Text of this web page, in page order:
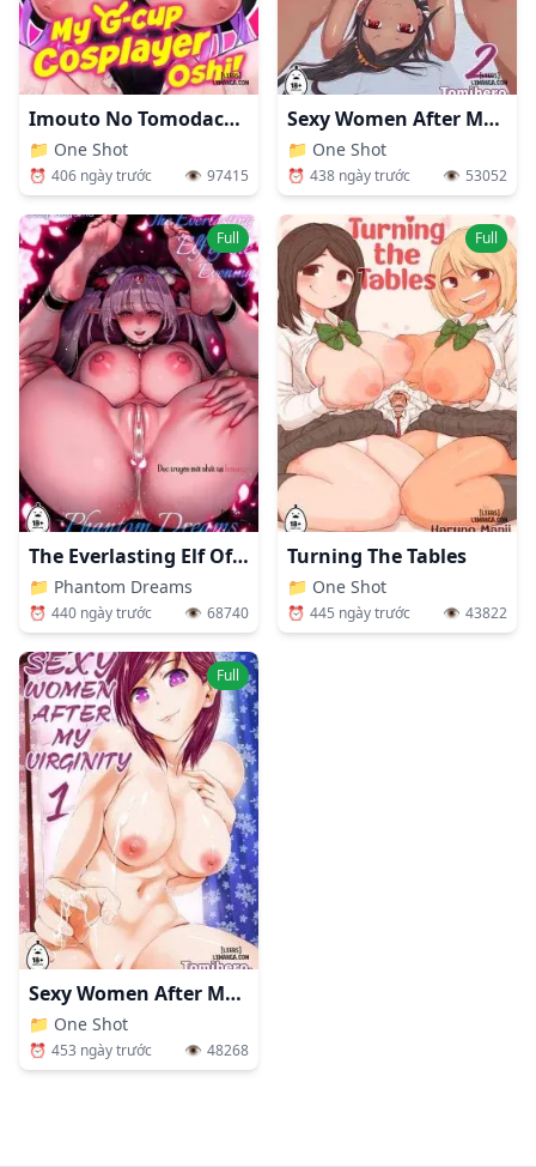
Imouto No Tomodachi Ga Akogare No G-Cup Gal Cosplayer Datta Hanashi
📁 One Shot
⏰ 406 ngày trước 👁️ 97415
Sexy Women After My Virginity 2
📁 One Shot
⏰ 438 ngày trước 👁️ 53052
Full
The Everlasting Elf Of The Evening: Phantom Dreams
📁 Phantom Dreams
⏰ 440 ngày trước 👁️ 68740
Full
Turning The Tables
📁 One Shot
⏰ 445 ngày trước 👁️ 43822
Full
Sexy Women After My Virginity 1
📁 One Shot
⏰ 453 ngày trước 👁️ 48268